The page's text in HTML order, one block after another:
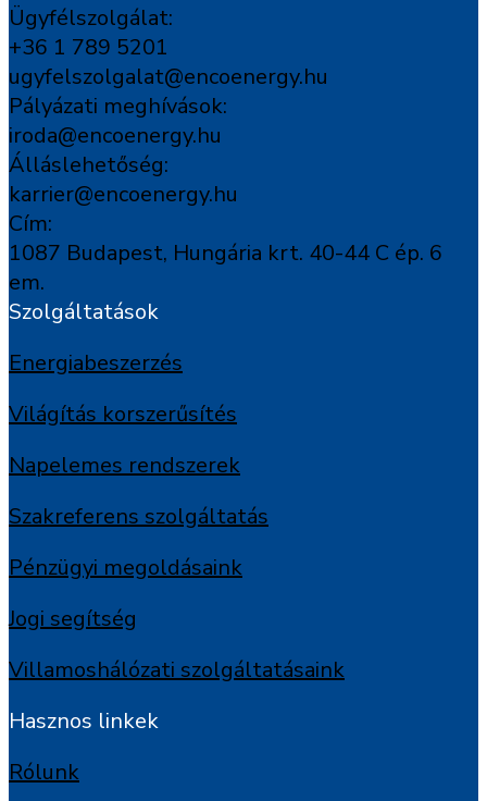
Ügyfélszolgálat:
+36 1 789 5201
ugyfelszolgalat@encoenergy.hu
Pályázati meghívások:
iroda@encoenergy.hu
Álláslehetőség:
karrier@encoenergy.hu
Cím:
1087 Budapest, Hungária krt. 40-44 C ép. 6
em.
Szolgáltatások
Energiabeszerzés
Világítás korszerűsítés
Napelemes rendszerek
Szakreferens szolgáltatás
Pénzügyi megoldásaink
Jogi segítség
Villamoshálózati szolgáltatásaink
Hasznos linkek
Rólunk